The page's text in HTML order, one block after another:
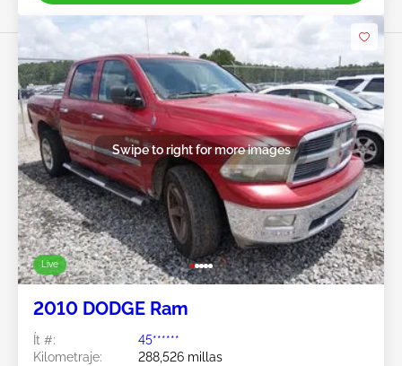
Live
Swipe to right for more images
2010 DODGE Ram
Ít #:
45******
Kilometraje:
288,526 millas